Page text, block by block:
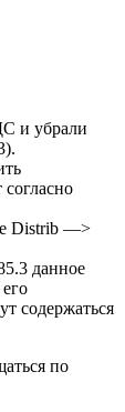
и убрали
Distrib —>
данное
содержаться
по